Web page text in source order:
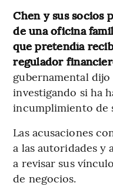
Chen y sus socios
de una oficina
que pretendía
regulador
gubernamental
investigando si ha
incumplimiento de
Las acusaciones
a las autoridades y
a revisar sus
de negocios.